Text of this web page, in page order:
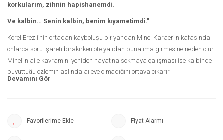
korkularım, zihnin hapishanemdi.
Ve kalbin… Senin kalbin, benim kıyametimdi.”
Korel Erezli’nin ortadan kayboluşu bir yandan Minel Karaer’in kafasında
onlarca soru işareti bırakırken öte yandan bunalıma girmesine neden olur.
Minel’in aile kavramını yeniden hayatına sokmaya çalışması ise kalbinde
büyüttüğü özlemin aslında aileye olmadığını ortaya çıkarır.
geçmişindeki asıl kendisiyle yüzleşmeye başlar; cehennem azabına
Fiyat Alarmı